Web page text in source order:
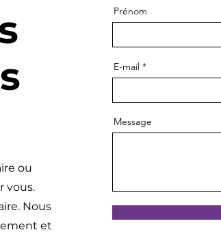
ou
vous.
Nous
et
Prénom
E-mail
Message